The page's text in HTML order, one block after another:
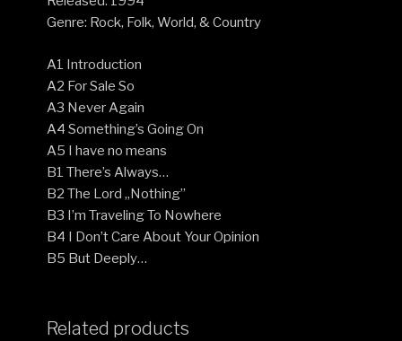
Genre: Rock, Folk, World, & Country
A1 Introduction
A2 For Sale So
A3 Never Again
A4 Something’s Going On
A5 I have no means
B1 There’s Always…
B2 The Lord „Nothing”
B3 I’m Traveling To Nowhere
B4 I Don’t Care About Your Opinion
B5 But Deeply…
Related products